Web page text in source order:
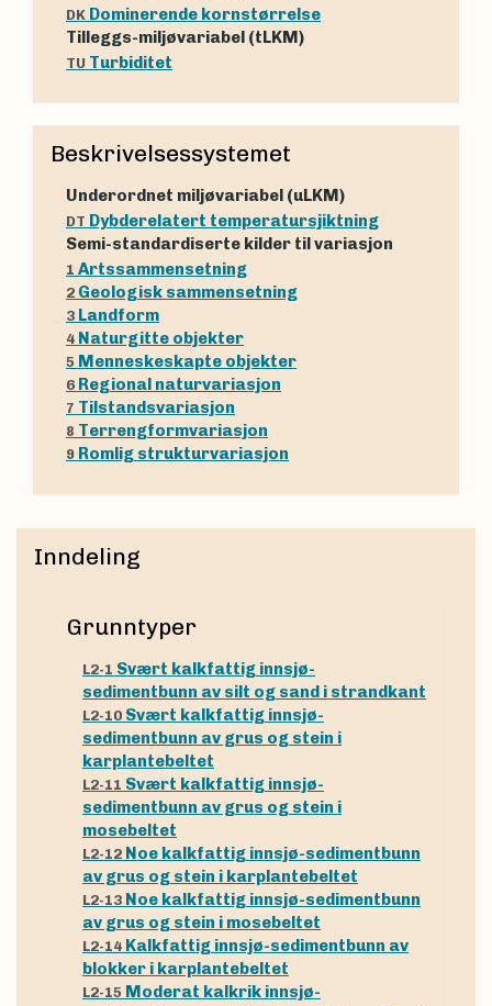
DK Dominerende kornstørrelse
Tilleggs-miljøvariabel (tLKM)
TU Turbiditet
Beskrivelsessystemet
Underordnet miljøvariabel (uLKM)
DT Dybderelatert temperatursjiktning
Semi-standardiserte kilder til variasjon
1 Artssammensetning
2 Geologisk sammensetning
3 Landform
4 Naturgitte objekter
5 Menneskeskapte objekter
6 Regional naturvariasjon
7 Tilstandsvariasjon
8 Terrengformvariasjon
9 Romlig strukturvariasjon
Inndeling
Grunntyper
L2-1 Svært kalkfattig innsjø-
sedimentbunn av silt og sand i strandkant
L2-10 Svært kalkfattig innsjø-
sedimentbunn av grus og stein i
karplantebeltet
L2-11 Svært kalkfattig innsjø-
sedimentbunn av grus og stein i
mosebeltet
L2-12 Noe kalkfattig innsjø-sedimentbunn
av grus og stein i karplantebeltet
L2-13 Noe kalkfattig innsjø-sedimentbunn
av grus og stein i mosebeltet
L2-14 Kalkfattig innsjø-sedimentbunn av
blokker i karplantebeltet
L2-15 Moderat kalkrik innsjø-